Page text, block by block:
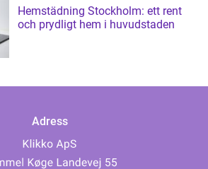
Hemstädning Stockholm: ett rent
och prydligt hem i huvudstaden
Adress